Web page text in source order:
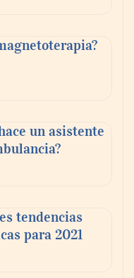
no
100.000€
un asistente
tendencias
para 2021